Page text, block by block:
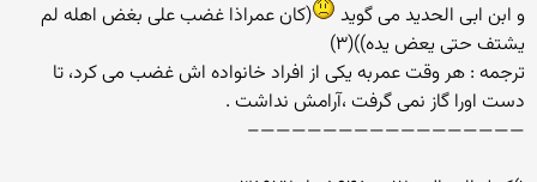
و ابن ابی الحدید می گوید
(کان عمراذا غضب علی بغض اهله لم
یشتف حتی یعض یده))(۳)
ترجمه : هر وقت عمربه یکی از افراد خانواده اش غضب می کرد، تا
دست اورا گاز نمی گرفت ،آرامش نداشت .
—————————————————–